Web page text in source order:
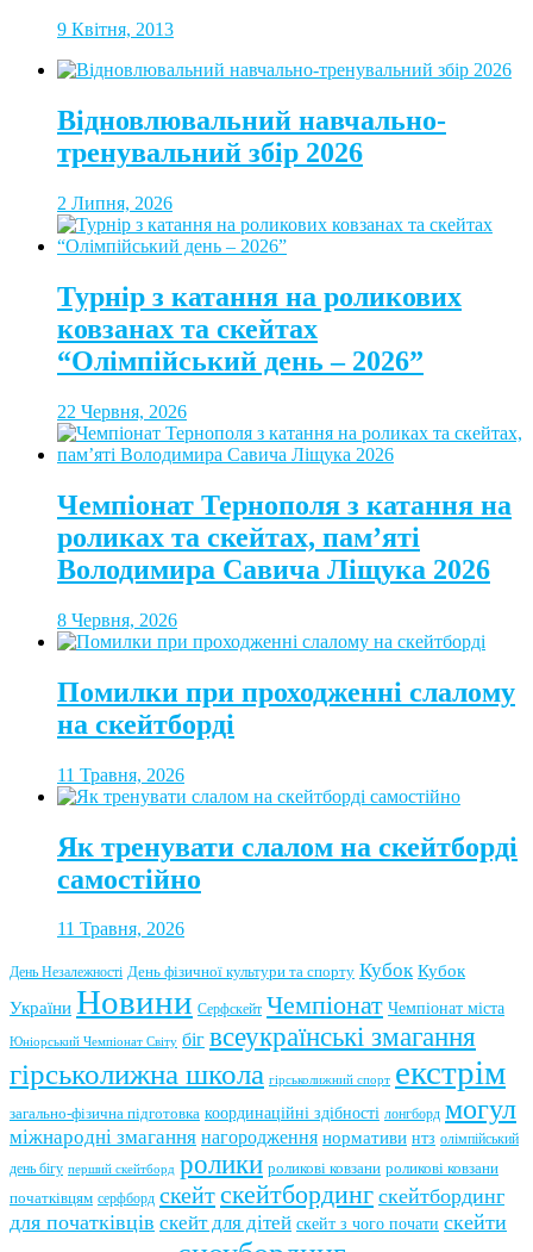
9 Квітня, 2013
Відновлювальний навчально-
тренувальний збір 2026
2 Липня, 2026
Турнір з катання на роликових
ковзанах та скейтах
“Олімпійський день – 2026”
22 Червня, 2026
Чемпіонат Тернополя з катання на
роликах та скейтах, пам’яті
Володимира Савича Ліщука 2026
8 Червня, 2026
Помилки при проходженні слалому
на скейтборді
11 Травня, 2026
Як тренувати слалом на скейтборді
самостійно
11 Травня, 2026
День Незалежності День фізичної культури та спорту Кубок Кубок
України Новини Серфскейт Чемпіонат Чемпіонат міста
Юніорський Чемпіонат Світу біг всеукраїнські змагання
гірськолижна школа гірськолижний спорт екстрім
загально-фізична підготовка координаційні здібності лонгборд могул
міжнародні змагання нагородження нормативи нтз олімпійський
день бігу перший скейтборд ролики роликові ковзани роликові ковзани
початківцям серфборд скейтскейтбординг скейтбординг
для початківців скейт для дітей скейт з чого почати скейти